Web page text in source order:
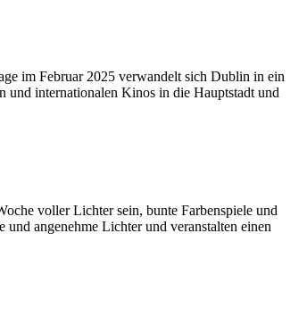
im Februar 2025 verwandelt sich Dublin in ein
und internationalen Kinos in die Hauptstadt und
voller Lichter sein, bunte Farbenspiele und
angenehme Lichter und veranstalten einen